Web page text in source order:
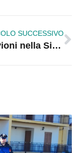
SUCCESSIVO
Alluvioni nella Sibaritide, incontro in Regione con il comitato “I Guardiani del Crati”